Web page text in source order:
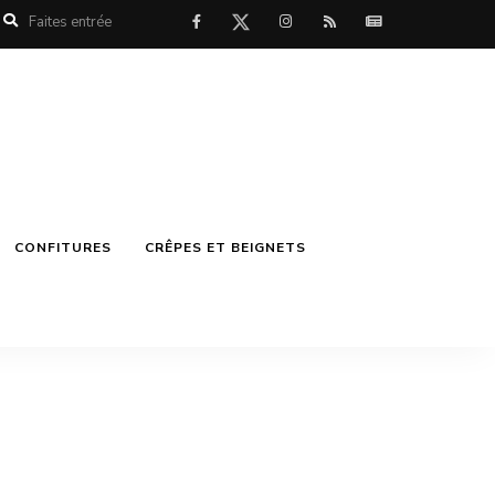
CONFITURES CRÊPES ET BEIGNETS